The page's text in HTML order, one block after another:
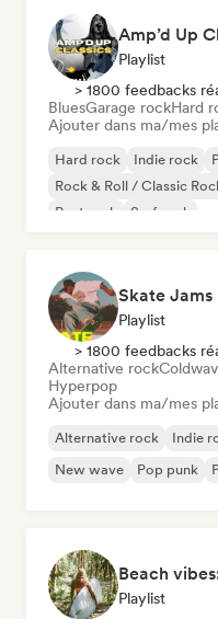
Amp’d Up
Playlist
> 1800 feedbacks
BluesGarage rockHard
Ajouter dans ma/mes
Hard rock Indie rock
Rock & Roll / Classic
Post rock
Surf rock
Playlist
> 1800 feedbacks
Alternative rock
Hyperpop
Ajouter dans ma/mes
Alternative rock Indie
New wave
Pop punk
Playlist